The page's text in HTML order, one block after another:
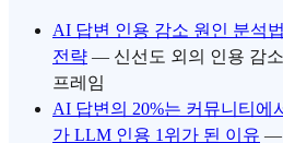
AI 답변 인용 감소 원인 분석
전략 — 신선도 외의 인용 감
프레임
AI 답변의 20%는 커뮤니티에
가 LLM 인용 1위가 된 이유 —